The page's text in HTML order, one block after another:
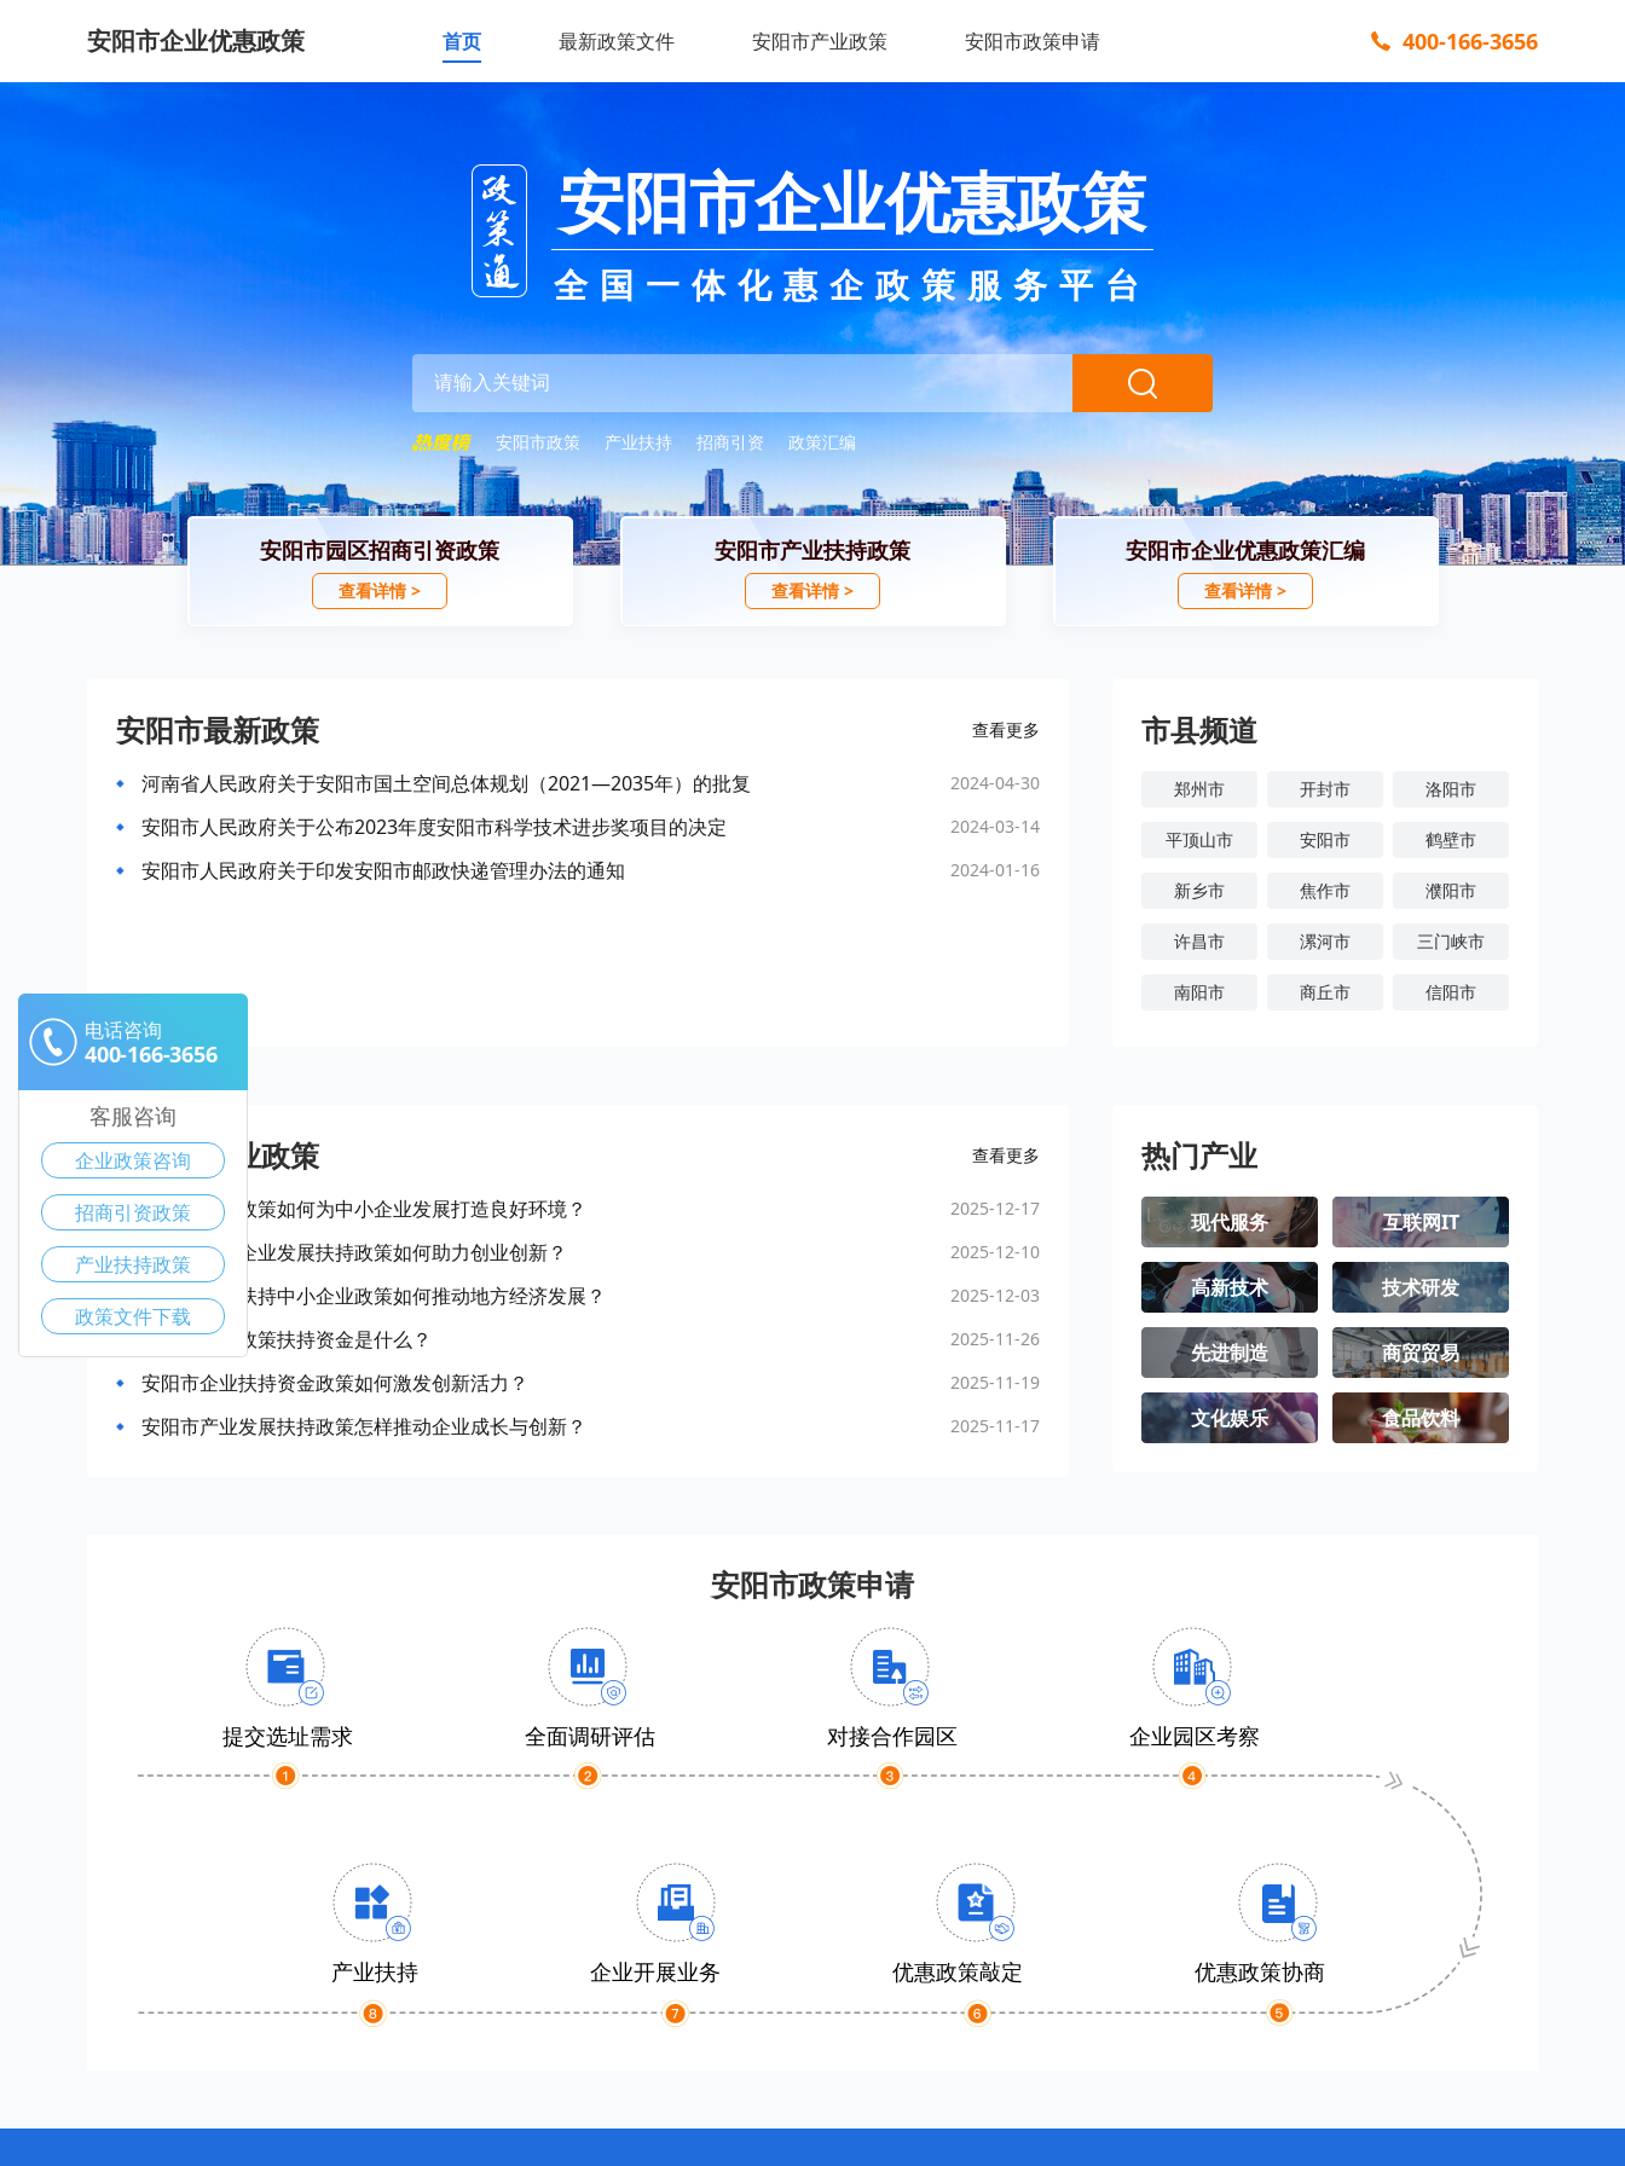
安阳市企业优惠政策 首页 最新政策文件 安阳市产业政策 安阳市政策申请 400-166-3656
安阳市企业优惠政策
全国一体化惠企政策服务平台
安阳市政策 产业扶持 招商引资 政策汇编
安阳市园区招商引资政策
查看详情 >
安阳市产业扶持政策
查看详情 >
安阳市企业优惠政策汇编
查看详情 >
安阳市最新政策 查看更多
河南省人民政府关于安阳市国土空间总体规划（2021—2035年）的批复 2024-04-30
安阳市人民政府关于公布2023年度安阳市科学技术进步奖项目的决定 2024-03-14
安阳市人民政府关于印发安阳市邮政快递管理办法的通知 2024-01-16
安阳市产业政策 查看更多
安阳市惠企政策如何为中小企业发展打造良好环境？ 2025-12-17
安阳市中小企业发展扶持政策如何助力创业创新？ 2025-12-10
安阳市政府扶持中小企业政策如何推动地方经济发展？ 2025-12-03
安阳市企业政策扶持资金是什么？ 2025-11-26
安阳市企业扶持资金政策如何激发创新活力？ 2025-11-19
安阳市产业发展扶持政策怎样推动企业成长与创新？ 2025-11-17
市县频道
郑州市 开封市 洛阳市
平顶山市 安阳市 鹤壁市
新乡市 焦作市 濮阳市
许昌市 漯河市 三门峡市
南阳市 商丘市 信阳市
热门产业
现代服务 互联网IT
高新技术 技术研发
先进制造 商贸贸易
文化娱乐 食品饮料
安阳市政策申请
提交选址需求 全面调研评估 对接合作园区 企业园区考察
产业扶持 企业开展业务 优惠政策敲定 优惠政策协商
电话咨询
400-166-3656
客服咨询
企业政策咨询
招商引资政策
产业扶持政策
政策文件下载